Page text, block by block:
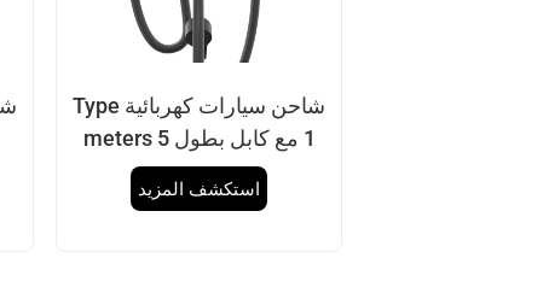
شاحن سيارات كهربائية Type
1 مع كابل بطول 5 meters
48A 11kw
استكشف المزيد